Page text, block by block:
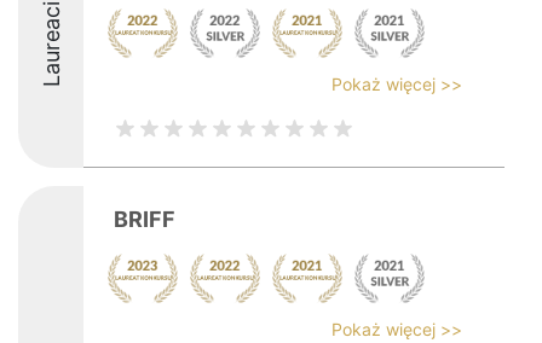
Laureaci Pokaż więcej >>
BRIFF
Pokaż więcej >>